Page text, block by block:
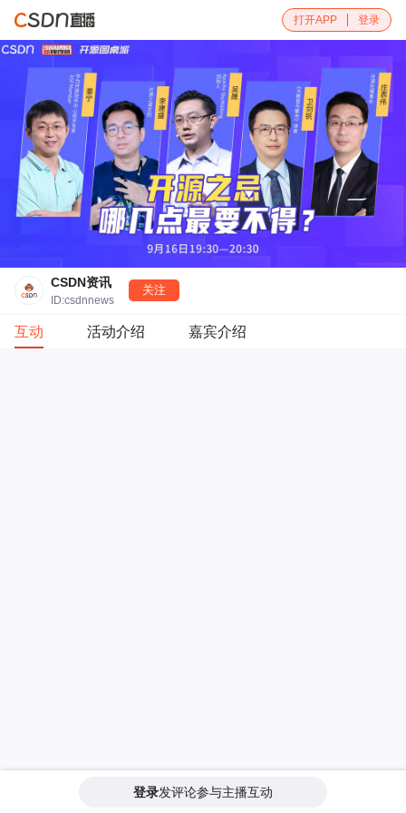
打开APP 登录
CSDN资讯
ID:csdnnews
关注
互动 活动介绍 嘉宾介绍
登录发评论参与主播互动